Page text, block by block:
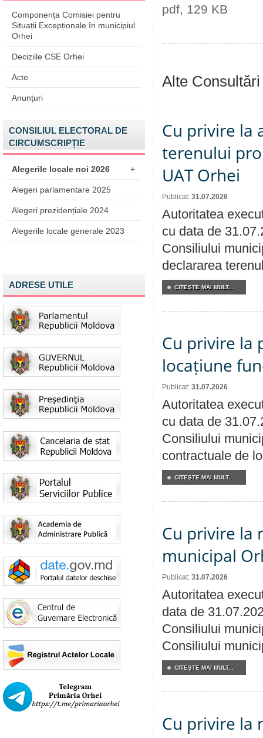
Componența Comisiei pentru
Situații Excepționale în municipiul
Orhei
Deciziile CSE Orhei
Acte
Anunțuri
CONSILIUL ELECTORAL DE
CIRCUMSCRIPȚIE
Alegerile locale noi 2026 +
Alegeri parlamentare 2025
Alegeri prezidențiale 2024
Alegerile locale generale 2023
ADRESE UTILE
pdf, 129 KB
Alte
Cu privire la
terenului
UAT Orhei
Publicat: 31.07.2026
Autoritatea
cu data de
Consiliului
declararea
CITEŞTE MAI MULT...
Cu privire la
locațiune
Publicat: 31.07.2026
Autoritatea
cu data de
Consiliului
contractuale de
CITEŞTE MAI MULT...
Cu privire la
municipal
Publicat: 31.07.2026
Autoritatea
data de
Consiliului
Consiliului
CITEŞTE MAI MULT...
Cu privire la